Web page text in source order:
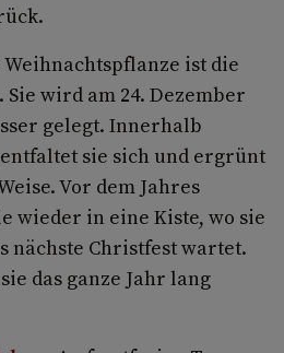
ist die
. Sie wird am 24. Dezember
gelegt. Innerhalb
sie sich und ergrünt
Vor dem Jahres
wieder in eine Kiste, wo sie
nächste Christfest wartet.
das ganze Jahr lang